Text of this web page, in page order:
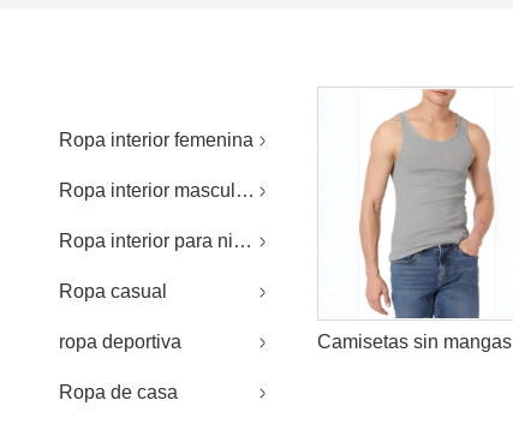
Ropa interior femenina
Ropa interior masculina
Ropa interior para niños
Ropa casual
ropa deportiva
Ropa de casa
Camisetas sin mangas